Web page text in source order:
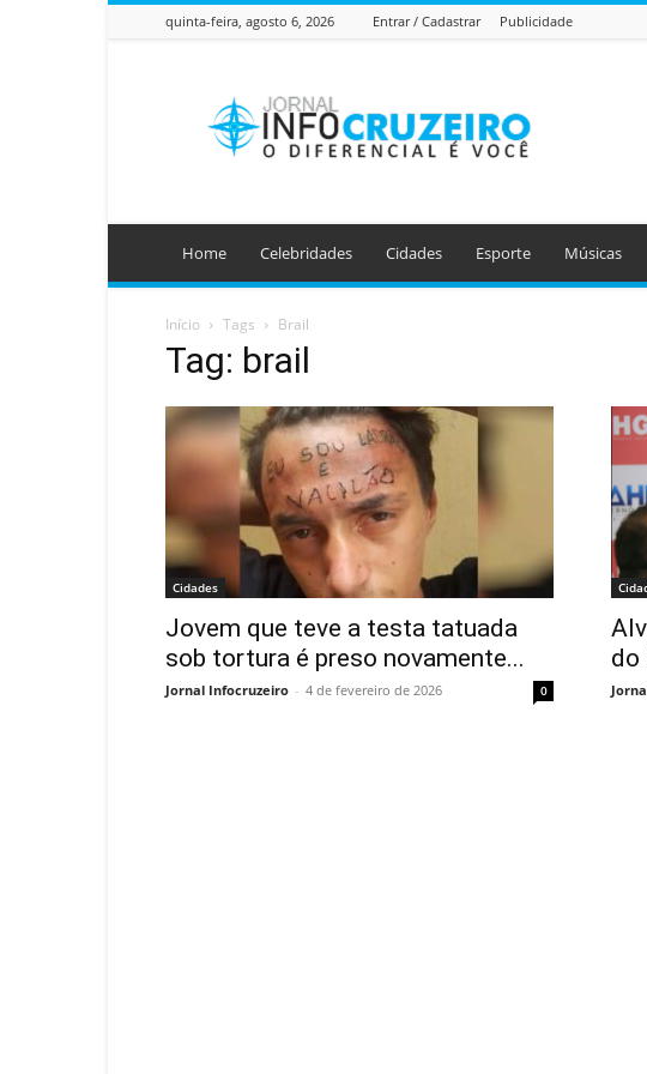
quinta-feira, agosto 6, 2026 Entrar / Cadastrar Publicidade
Info
Cruzeiro
Home Celebridades Cidades Esporte Músicas
Início Tags Brail
Tag: brail
Cidades
Jovem que teve a testa tatuada
sob tortura é preso novamente...
Jornal Infocruzeiro - 4 de fevereiro de 2026 0
do